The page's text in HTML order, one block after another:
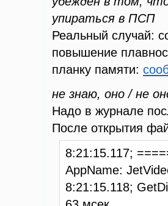
упираться в ПСП
Реальный случай:
повышение
планку памяти:
не знаю, оно / не
Надо в журнале
После открытия
8:21:15.117;
AppName:
8:21:15.118;